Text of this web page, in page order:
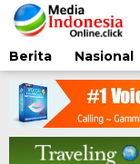
Lewati
ke
konten
Berita
Nasional